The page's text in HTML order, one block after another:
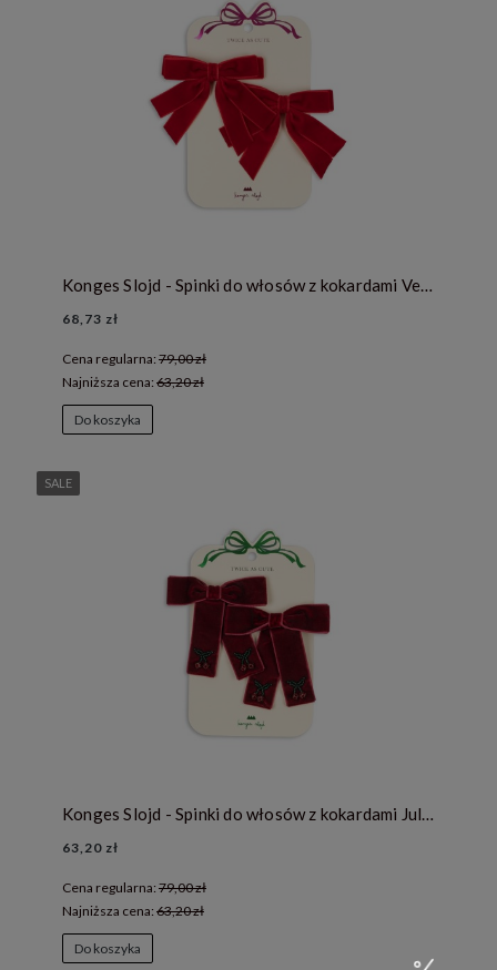
Konges Slojd - Spinki do włosów z kokardami Velvet - BARBADOS CHERRY
68,73 zł
Cena regularna: 79,00 zł
Najniższa cena: 63,20 zł
Do koszyka
Konges Slojd - Spinki do włosów z kokardami Juliette - RIO RED
63,20 zł
Cena regularna: 79,00 zł
Najniższa cena: 63,20 zł
Do koszyka
SALE